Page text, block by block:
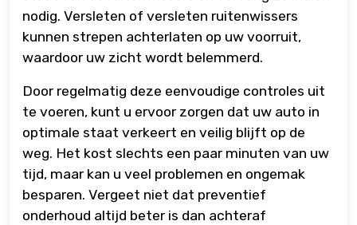
nodig. Versleten of versleten ruitenwissers
kunnen strepen achterlaten op uw voorruit,
waardoor uw zicht wordt belemmerd.
Door regelmatig deze eenvoudige controles uit
te voeren, kunt u ervoor zorgen dat uw auto in
optimale staat verkeert en veilig blijft op de
weg. Het kost slechts een paar minuten van uw
tijd, maar kan u veel problemen en ongemak
besparen. Vergeet niet dat preventief
onderhoud altijd beter is dan achteraf